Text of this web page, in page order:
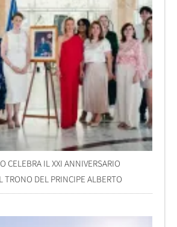
CELEBRA IL XXI ANNIVERSARIO
TRONO DEL PRINCIPE ALBERTO